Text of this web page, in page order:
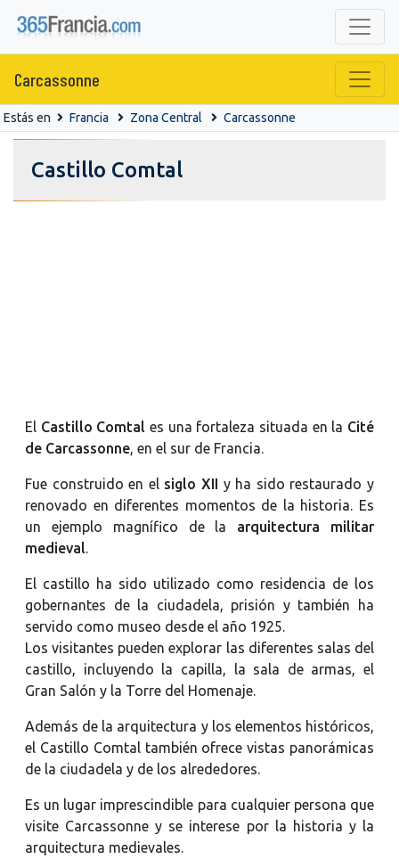
Carcassonne
Estás en Francia Zona Central Carcassonne
Castillo Comtal
El Castillo Comtal es una fortaleza situada en la Cité
de Carcassonne, en el sur de Francia.
Fue construido en el siglo XII y ha sido restaurado y
renovado en diferentes momentos de la historia. Es
un ejemplo magnífico de la arquitectura militar
medieval.
El castillo ha sido utilizado como residencia de los
gobernantes de la ciudadela, prisión y también ha
servido como museo desde el año 1925.
Los visitantes pueden explorar las diferentes salas del
castillo, incluyendo la capilla, la sala de armas, el
Gran Salón y la Torre del Homenaje.
Además de la arquitectura y los elementos históricos,
el Castillo Comtal también ofrece vistas panorámicas
de la ciudadela y de los alrededores.
Es un lugar imprescindible para cualquier persona que
visite Carcassonne y se interese por la historia y la
arquitectura medievales.